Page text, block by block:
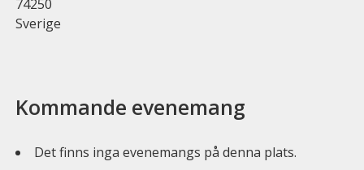
74250
Sverige
Kommande evenemang
Det finns inga evenemangs på denna plats.